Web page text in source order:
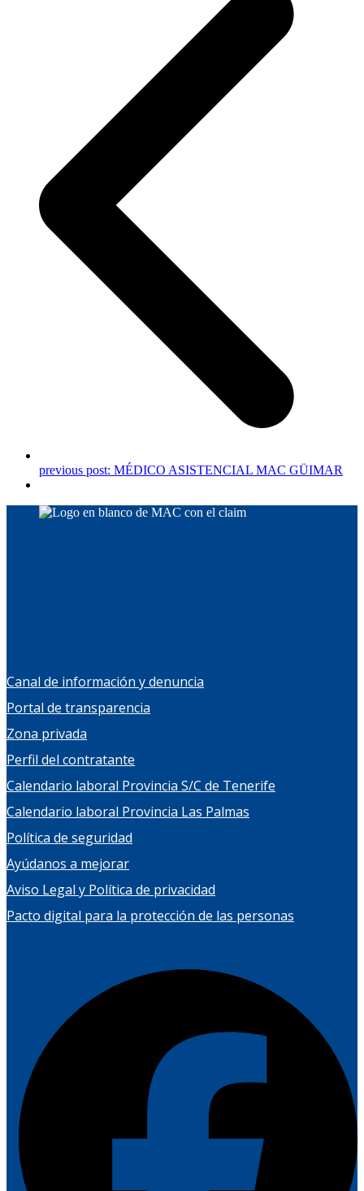
previous post: MÉDICO ASISTENCIAL MAC GÜIMAR
Canal de información y denuncia
Portal de transparencia
Zona privada
Perfil del contratante
Calendario laboral Provincia S/C de Tenerife
Calendario laboral Provincia Las Palmas
Política de seguridad
Ayúdanos a mejorar
Aviso Legal y Política de privacidad
Pacto digital para la protección de las personas